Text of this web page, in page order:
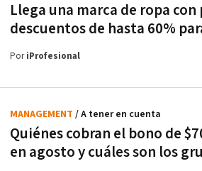
Llega una marca de ropa con
descuentos de hasta 60%
PoriProfesional
Quiénes cobran el bono de
en agosto y cuáles son los
MANAGEMENT / A tener en cuenta